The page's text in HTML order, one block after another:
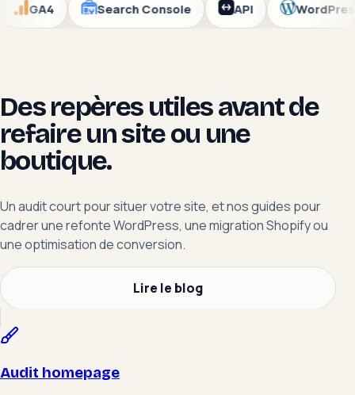
Vercel GA4 Search Console API
Des repères utiles avant de
refaire un site ou une
boutique.
Un audit court pour situer votre site, et nos guides pour
cadrer une refonte WordPress, une migration Shopify ou
une optimisation de conversion.
Lire le blog
Audit homepage